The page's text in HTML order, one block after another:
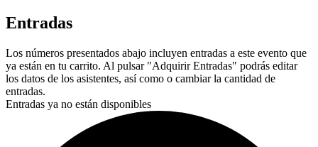
Entradas
Los números presentados abajo incluyen entradas a este evento que
ya están en tu carrito. Al pulsar "Adquirir Entradas" podrás editar
los datos de los asistentes, así como o cambiar la cantidad de
entradas.
Entradas ya no están disponibles